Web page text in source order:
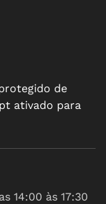
de
ativado para
14:00 às 17:30